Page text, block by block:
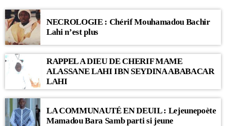
NECROLOGIE : Chérif Mouhamadou Bachir
Lahi n’est plus
RAPPEL A DIEU DE CHERIF MAME
ALASSANE LAHI IBN SEYDINA ABABACAR
LAHI
LA COMMUNAUTÉ EN DEUIL : Lejeunepoète
Mamadou Bara Samb parti si jeune